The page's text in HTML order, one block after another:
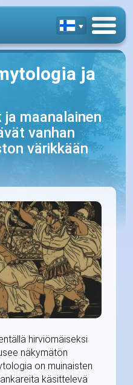
ja
maanalainen
vanhan
värikkään
hirviömäiseksi
näkymätön
on muinaisten
käsittelevä